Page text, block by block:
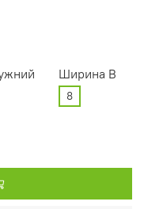
Ширина В
8